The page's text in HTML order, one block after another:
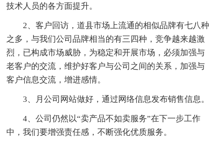
技术人员的各方面提升。
2、客户回访，道县市场上流通的相似品牌有七八种
之多，与我们公司品牌相当的有三四种，竞争越来越激
烈，已构成市场威胁，为稳定和开展市场，必须加强与
老客户的交流，维护好客户与公司之间的关系，加强与
客户信息交流，增进感情。
3、月公司网站做好，通过网络信息发布销售信息。
4、公司仍然以“卖产品不如卖服务”在下一步工作
中，我们要增强责任感，不断强化优质服务。